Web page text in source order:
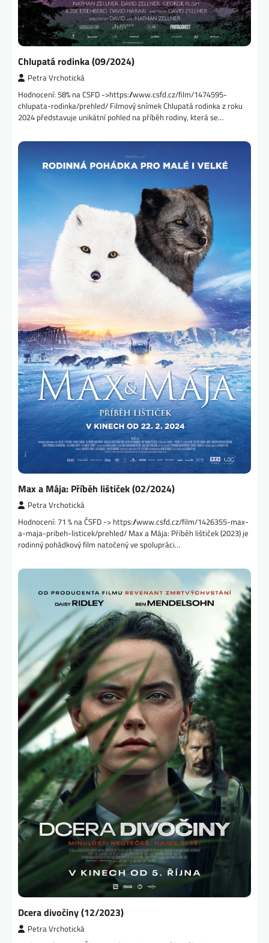
Chlupatá rodinka (09/2024)
Petra Vrchotická
Hodnocení: 58% na CSFD ->https://www.csfd.cz/film/1474595-
chlupata-rodinka/prehled/ Filmový snímek Chlupatá rodinka z roku
2024 představuje unikátní pohled na příběh rodiny, která se…
Max a Mája: Příběh lištiček (02/2024)
Petra Vrchotická
Hodnocení: 71 % na ČSFD -> https://www.csfd.cz/film/1426355-max-
a-maja-pribeh-listicek/prehled/ Max a Mája: Příběh lištiček (2023) je
rodinný pohádkový film natočený ve spolupráci…
Dcera divočiny (12/2023)
Petra Vrchotická